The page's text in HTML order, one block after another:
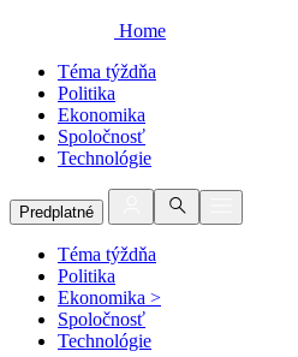
Home
Téma týždňa
Politika
Ekonomika
Spoločnosť
Technológie
Predplatné
Téma týždňa
Politika
Ekonomika >
Spoločnosť
Technológie